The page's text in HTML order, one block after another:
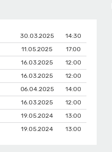
30.03.2025
14:30
11.05.2025
17:00
16.03.2025
12:00
16.03.2025
12:00
06.04.2025
14:00
16.03.2025
12:00
19.05.2024
13:00
19.05.2024 13:00